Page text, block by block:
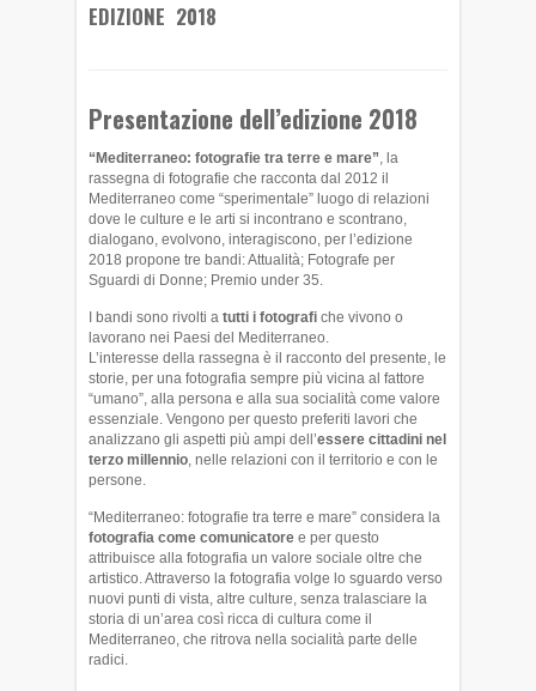
EDIZIONE 2018
Presentazione dell’edizione 2018
“Mediterraneo: fotografie tra terre e mare”, la
rassegna di fotografie che racconta dal 2012 il
Mediterraneo come “sperimentale” luogo di relazioni
dove le culture e le arti si incontrano e scontrano,
dialogano, evolvono, interagiscono, per l’edizione
2018 propone tre bandi: Attualità; Fotografe per
Sguardi di Donne; Premio under 35.
I bandi sono rivolti a tutti i fotografi che vivono o
lavorano nei Paesi del Mediterraneo.
L’interesse della rassegna è il racconto del presente, le
storie, per una fotografia sempre più vicina al fattore
“umano”, alla persona e alla sua socialità come valore
essenziale. Vengono per questo preferiti lavori che
analizzano gli aspetti più ampi dell’essere cittadini nel
terzo millennio, nelle relazioni con il territorio e con le
persone.
“Mediterraneo: fotografie tra terre e mare” considera la
fotografia come comunicatore e per questo
attribuisce alla fotografia un valore sociale oltre che
artistico. Attraverso la fotografia volge lo sguardo verso
nuovi punti di vista, altre culture, senza tralasciare la
storia di un’area così ricca di cultura come il
Mediterraneo, che ritrova nella socialità parte delle
radici.